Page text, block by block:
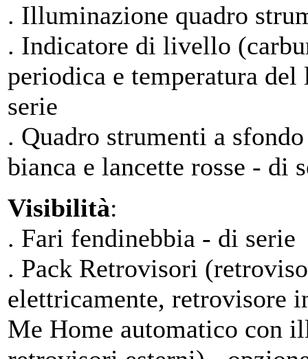
. Illuminazione quadro
. Indicatore di livello
periodica e temperatura
serie
. Quadro strumenti a
bianca e lancette rosse - di
Visibilità:
. Fari fendinebbia - di serie
. Pack Retrovisori
elettricamente, retrovisore
Me Home automatico con